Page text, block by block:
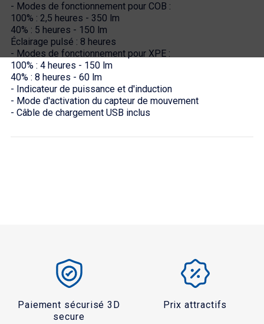
- Modes de fonctionnement pour COB :
100% : 2,5 heures - 350 lm
40% : 5 heures - 150 lm
Éclairage pulsé : 8 heures
- Modes de fonctionnement pour XPE :
100% : 4 heures - 150 lm
40% : 8 heures - 60 lm
- Indicateur de puissance et d'induction
- Mode d'activation du capteur de mouvement
- Câble de chargement USB inclus
Paiement sécurisé 3D
secure
Prix attractifs